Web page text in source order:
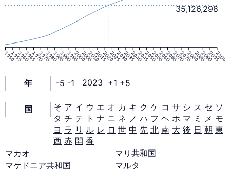
ミ
ッ
ド
2023
年
1950195519601965197019751980198519901995200020052010201520202025203020352040204520502055206020652070207520802085209020952100
35,126,298
年 -5 -1 2023 +1 +5
国 そ ア イ ウ エ オ カ キ ク ケ コ サ シ ス セ ソ
タ チ テ ト ナ ニ ネ ノ ハ フ ヘ ホ マ ミ メ モ
ヨ ラ リ ル レ ロ 世 中 先 北 南 大 後 日 朝 東
西 赤 開 香
マカオ
マケドニア共和国
マリ共和国
マルタ